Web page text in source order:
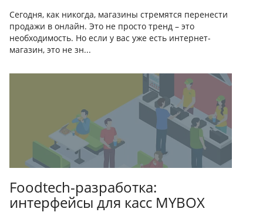
Сегодня, как никогда, магазины стремятся перенести
продажи в онлайн. Это не просто тренд – это
необходимость. Но если у вас уже есть интернет-
магазин, это не зн...
Foodtech-разработка:
интерфейсы для касс MYBOX